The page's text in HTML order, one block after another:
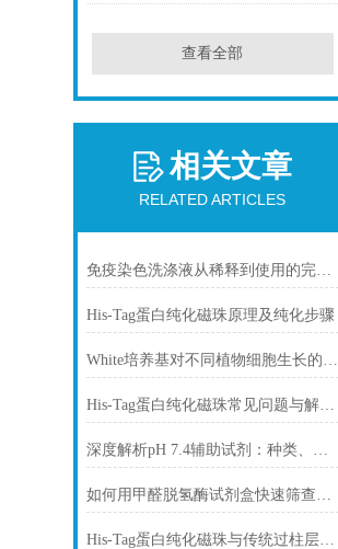
查看全部
相关文章
RELATED ARTICLES
免疫染色洗涤液从稀释到使用的完整流程
His-Tag蛋白纯化磁珠原理及纯化步骤
White培养基对不同植物细胞生长的影响
His-Tag蛋白纯化磁珠常见问题与解决方案
深度解析pH 7.4辅助试剂：种类、选择
如何用甲醛脱氢酶试剂盒快速筛查食品中甲醛残留？
His-Tag蛋白纯化磁珠与传统过柱层析纯化方式